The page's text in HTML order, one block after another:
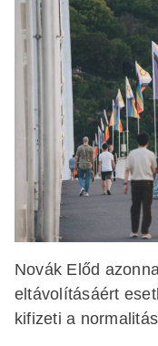
Novák Előd
eltávolításáért
kifizeti a